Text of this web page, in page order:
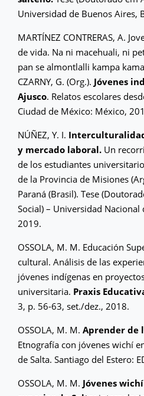
Universidad de Buenos Aires,
MARTÍNEZ CONTRERAS, A.
de vida. Na ni macehuali, ni
pan se almontlalli kampa
CZARNY, G. (Org.). Jóvenes
Ajusco. Relatos escolares
Ciudad de México: México,
NÚÑEZ, Y. I.
y mercado laboral. Un
de los estudiantes
de la Provincia de Misiones
Paraná (Brasil). Tese
Social) – Universidad Nacional
2019.
OSSOLA, M. M. Educación
cultural. Análisis de las
jóvenes indígenas en
universitaria. Praxis
3, p. 56-63, set./dez., 2018.
OSSOLA, M. M. Aprender de
Etnografía con jóvenes wichí
de Salta. Santiago del Estero:
OSSOLA, M. M. Jóvenes